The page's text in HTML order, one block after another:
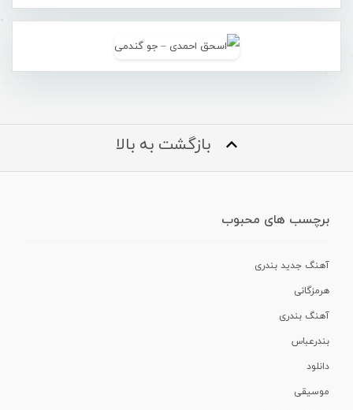
بازگشت به بالا
برچسب های محبوب
آهنگ جدید بندری
هرمزگانی
آهنگ بندری
بندرعباس
دانلود
موسیقی